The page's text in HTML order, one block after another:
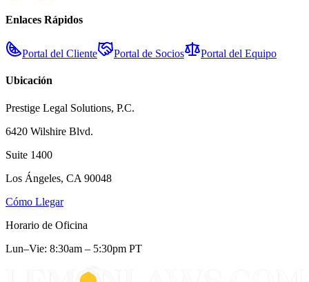
Enlaces Rápidos
Portal del Cliente Portal de Socios Portal del Equipo
Ubicación
Prestige Legal Solutions, P.C.
6420 Wilshire Blvd.
Suite 1400
Los Ángeles, CA 90048
Cómo Llegar
Horario de Oficina
Lun–Vie: 8:30am – 5:30pm PT